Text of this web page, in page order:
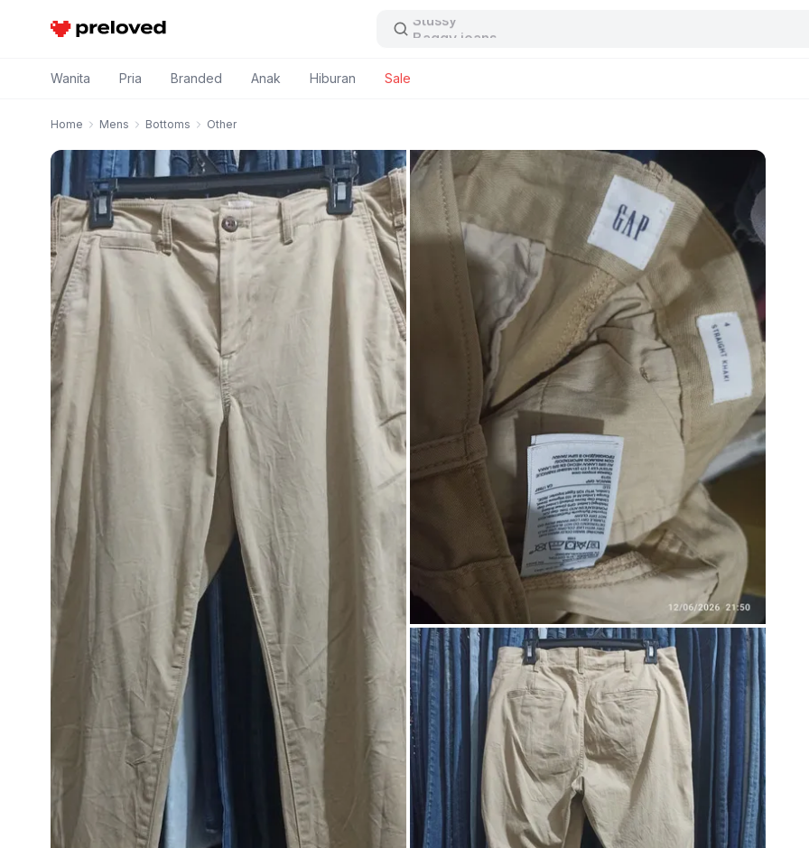
Preloved Indonesia Baggy jeans
Wanita Pria Branded Anak Hiburan Sale
Home Mens Bottoms Other